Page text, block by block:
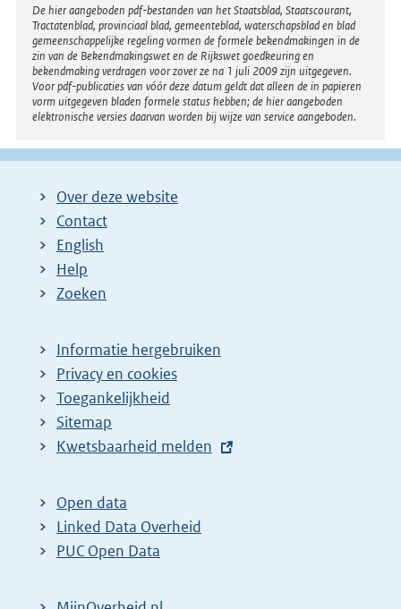
Disclaimer
De hier aangeboden pdf-bestanden van het Staatsblad, Staatscourant,
Tractatenblad, provinciaal blad, gemeenteblad, waterschapsblad en blad
gemeenschappelijke regeling vormen de formele bekendmakingen in de
zin van de Bekendmakingswet en de Rijkswet goedkeuring en
bekendmaking verdragen voor zover ze na 1 juli 2009 zijn uitgegeven.
Voor pdf-publicaties van vóór deze datum geldt dat alleen de in papieren
vorm uitgegeven bladen formele status hebben; de hier aangeboden
elektronische versies daarvan worden bij wijze van service aangeboden.
Over deze website
Contact
English
Help
Zoeken
Informatie hergebruiken
Privacy en cookies
Toegankelijkheid
Sitemap
E
t
e
r
Kwetsbaarheid melden
Open data
Linked Data Overheid
PUC Open Data